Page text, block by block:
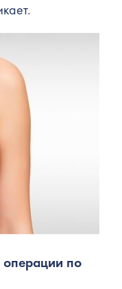
операции по